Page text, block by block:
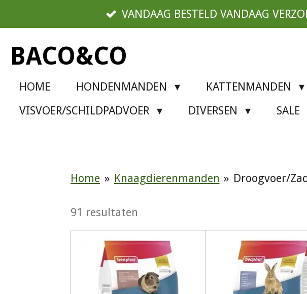
direct
naar
de
hoofdinhoud
VANDAAG BESTELD VANDAAG
BACO&CO
HOME HONDENMANDEN KATTENMANDEN
VISVOER/SCHILDPADVOER
DIVERSEN SALE
Home » Knaagdierenmanden » Droogvoer/
91 resultaten